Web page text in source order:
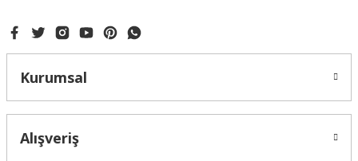
Kurumsal
Alışveriş